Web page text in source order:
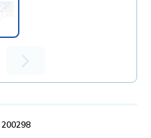
200298